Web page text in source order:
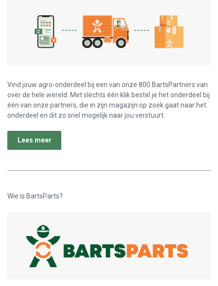
Vind jouw agro-onderdeel bij een van onze 800 BartsPartners van
over de hele wereld. Met slechts één klik bestel je het onderdeel bij
één van onze partners, die in zijn magazijn op zoek gaat naar het
onderdeel en dit zo snel mogelijk naar jou verstuurt.
Lees meer
Wie is BartsParts?